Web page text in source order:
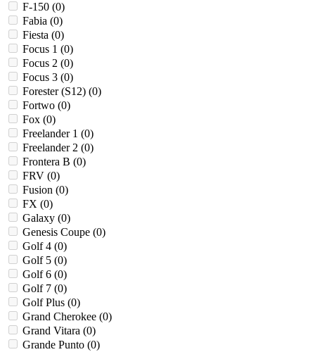
F-150 (0)
Fabia (0)
Fiesta (0)
Focus 1 (0)
Focus 2 (0)
Focus 3 (0)
Forester (S12) (0)
Fortwo (0)
Fox (0)
Freelander 1 (0)
Freelander 2 (0)
Frontera B (0)
FRV (0)
Fusion (0)
FX (0)
Galaxy (0)
Genesis Coupe (0)
Golf 4 (0)
Golf 5 (0)
Golf 6 (0)
Golf 7 (0)
Golf Plus (0)
Grand Cherokee (0)
Grand Vitara (0)
Grande Punto (0)